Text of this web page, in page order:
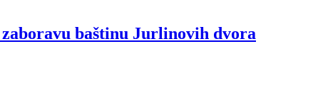
baštinu Jurlinovih dvora